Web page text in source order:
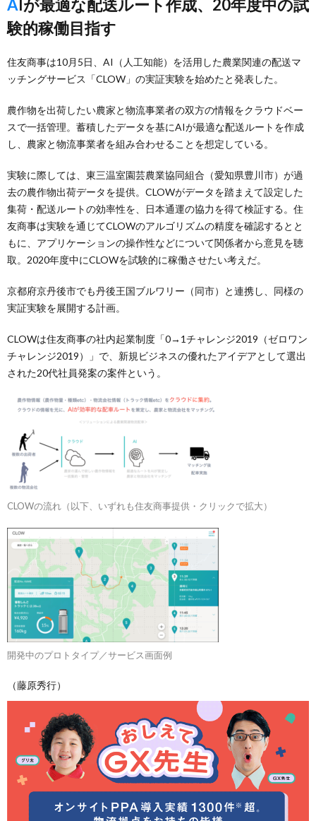
AIが最適な配送ルート作成、20年度中の試
験的稼働目指す
住友商事は10月5日、AI（人工知能）を活用した農業関連の配送マ
ッチングサービス「CLOW」の実証実験を始めたと発表した。
農作物を出荷したい農家と物流事業者の双方の情報をクラウドベー
スで一括管理。蓄積したデータを基にAIが最適な配送ルートを作成
し、農家と物流事業者を組み合わせることを想定している。
実験に際しては、東三温室園芸農業協同組合（愛知県豊川市）が過
去の農作物出荷データを提供。CLOWがデータを踏まえて設定した
集荷・配送ルートの効率性を、日本通運の協力を得て検証する。住
友商事は実験を通じてCLOWのアルゴリズムの精度を確認するとと
もに、アプリケーションの操作性などについて関係者から意見を聴
取。2020年度中にCLOWを試験的に稼働させたい考えだ。
京都府京丹後市でも丹後王国ブルワリー（同市）と連携し、同様の
実証実験を展開する計画。
CLOWは住友商事の社内起業制度「0→1チャレンジ2019（ゼロワン
チャレンジ2019）」で、新規ビジネスの優れたアイデアとして選出
された20代社員発案の案件という。
CLOWの流れ（以下、いずれも住友商事提供・クリックで拡大）
開発中のプロトタイプ／サービス画面例
（藤原秀行）